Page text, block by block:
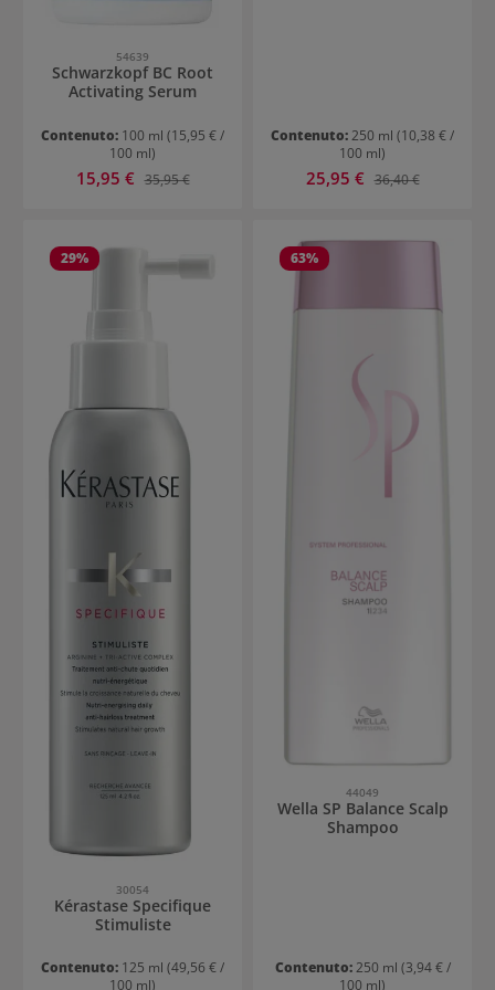
54639
Schwarzkopf BC Root
Activating Serum
Contenuto: 100 ml (15,95 € /
100 ml)
Prezzo di vendita:
15,95 € Prezzo normale:
35,95 €
Contenuto:250 ml (10,38 € /
100 ml)
Prezzo di vendita:
25,95 € Prezzo normale:
36,40 €
29%
30054
Kérastase Specifique
Stimuliste
Contenuto: 125 ml (49,56 € /
100 ml)
63%
44049
Wella SP Balance Scalp
Shampoo
Contenuto:250 ml (3,94 € /
100 ml)